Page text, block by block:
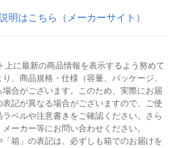
明はこちら（メーカーサイト）
上に最新の商品情報を表示するよう努めて
、商品規格・仕様（容量、パッケージ、
合がございます。このため、実際にお届
記が異なる場合がございますので、ご使
ベルや注意書きをご確認ください。さら
ーカー等にお問い合わせください。
箱」の表記は、必ずしも箱でのお届けを